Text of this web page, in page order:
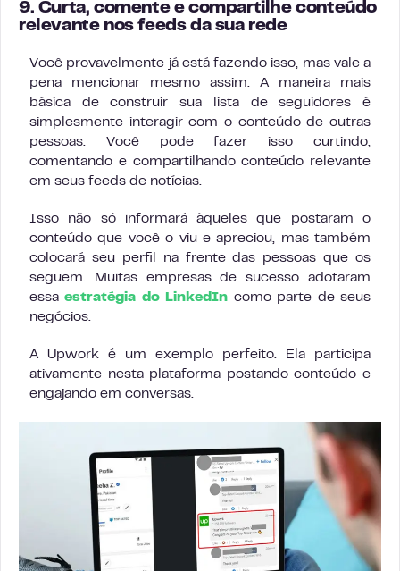
9. Curta, comente e compartilhe conteúdo
relevante nos feeds da sua rede
Você provavelmente já está fazendo isso, mas vale a
pena mencionar mesmo assim. A maneira mais
básica de construir sua lista de seguidores é
simplesmente interagir com o conteúdo de outras
pessoas. Você pode fazer isso curtindo,
comentando e compartilhando conteúdo relevante
em seus feeds de notícias.
Isso não só informará àqueles que postaram o
conteúdo que você o viu e apreciou, mas também
colocará seu perfil na frente das pessoas que os
seguem. Muitas empresas de sucesso adotaram
essaestratégia do LinkedIn como parte de seus
negócios.
A Upwork é um exemplo perfeito. Ela participa
ativamente nesta plataforma postando conteúdo e
engajando em conversas.